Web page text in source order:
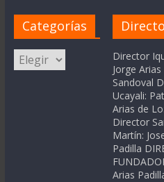
Categorías
Categorías
Director
Jorge Arias
Sandoval
Ucayali:
Arias de
Director
Martín:
Padilla
Arias